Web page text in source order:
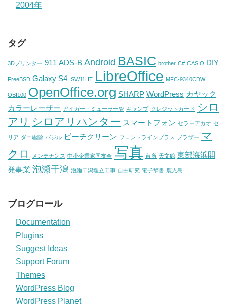
2004年
タグ
3Dプリンター 911 ADS-B Android BASIC brother C# CASIO DIY
FreeBSD Galaxy S4 ISW11HT LibreOffice MFC-9340CDW
OBI100 OpenOffice.org SHARP WordPress カヤック
カラーレーザー ガイガー・ミューラー管 キャンプ クレジットカード シロ
アリ シロアリハンター スマートフォン セラーアカオ セ
リア ダニ駆除 バジル ビーチクリーン フロントラインプラス ブラザー マ
クロ
メンテナンス 中小企業家同友会 写真 台所 天文館 東部海浜開
発事業 泡瀬干潟 泡瀬干潟埋立工事 自由研究 電子辞書 鹿児島
ブログロール
Documentation
Plugins
Suggest Ideas
Support Forum
Themes
WordPress Blog
WordPress Planet